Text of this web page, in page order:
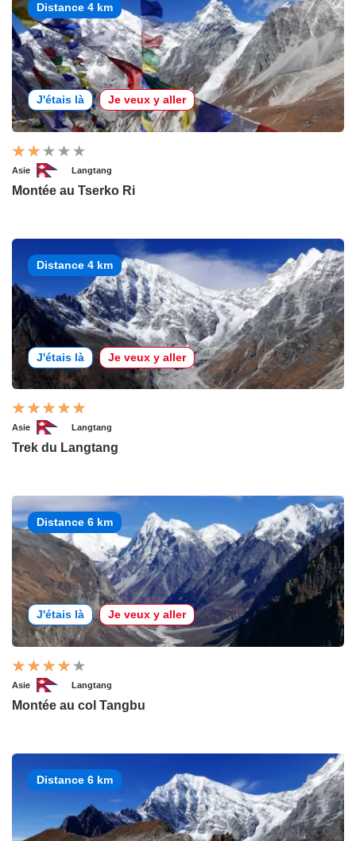
Distance 4 km
J'étais là Je veux y aller
Asie Langtang
Montée au Tserko Ri
Distance 4 km
J'étais là Je veux y aller
Asie Langtang
Trek du Langtang
Distance 6 km
J'étais là Je veux y aller
Asie Langtang
Montée au col Tangbu
Distance 6 km